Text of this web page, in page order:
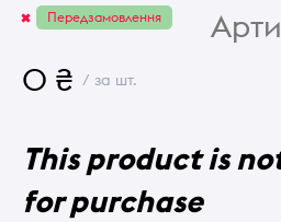
Передзамовлення
0 ₴ / за шт.
This product is
for purchase